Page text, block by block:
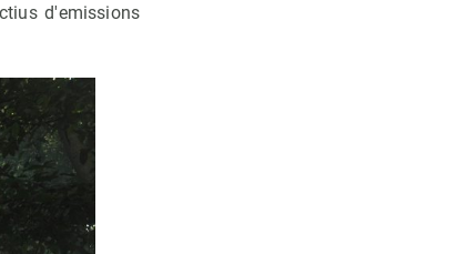
d'emissions